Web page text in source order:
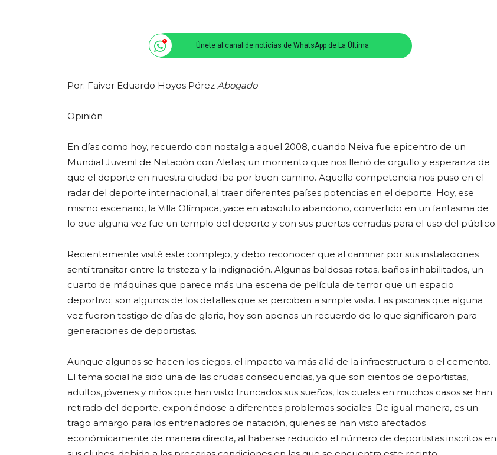
Únete al canal de noticias de WhatsApp de La Última
Por: Faiver Eduardo Hoyos Pérez Abogado
Opinión
En días como hoy, recuerdo con nostalgia aquel 2008, cuando Neiva fue epicentro de un
Mundial Juvenil de Natación con Aletas; un momento que nos llenó de orgullo y esperanza de
que el deporte en nuestra ciudad iba por buen camino. Aquella competencia nos puso en el
radar del deporte internacional, al traer diferentes países potencias en el deporte. Hoy, ese
mismo escenario, la Villa Olímpica, yace en absoluto abandono, convertido en un fantasma de
lo que alguna vez fue un templo del deporte y con sus puertas cerradas para el uso del público.
Recientemente visité este complejo, y debo reconocer que al caminar por sus instalaciones
sentí transitar entre la tristeza y la indignación. Algunas baldosas rotas, baños inhabilitados, un
cuarto de máquinas que parece más una escena de película de terror que un espacio
deportivo; son algunos de los detalles que se perciben a simple vista. Las piscinas que alguna
vez fueron testigo de días de gloria, hoy son apenas un recuerdo de lo que significaron para
generaciones de deportistas.
Aunque algunos se hacen los ciegos, el impacto va más allá de la infraestructura o el cemento.
El tema social ha sido una de las crudas consecuencias, ya que son cientos de deportistas,
adultos, jóvenes y niños que han visto truncados sus sueños, los cuales en muchos casos se han
retirado del deporte, exponiéndose a diferentes problemas sociales. De igual manera, es un
trago amargo para los entrenadores de natación, quienes se han visto afectados
económicamente de manera directa, al haberse reducido el número de deportistas inscritos en